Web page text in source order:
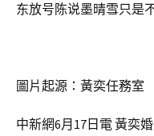
东放号陈说墨晴雪只是
圖片起源：黃奕任務室
中新網6月17日電 黃奕